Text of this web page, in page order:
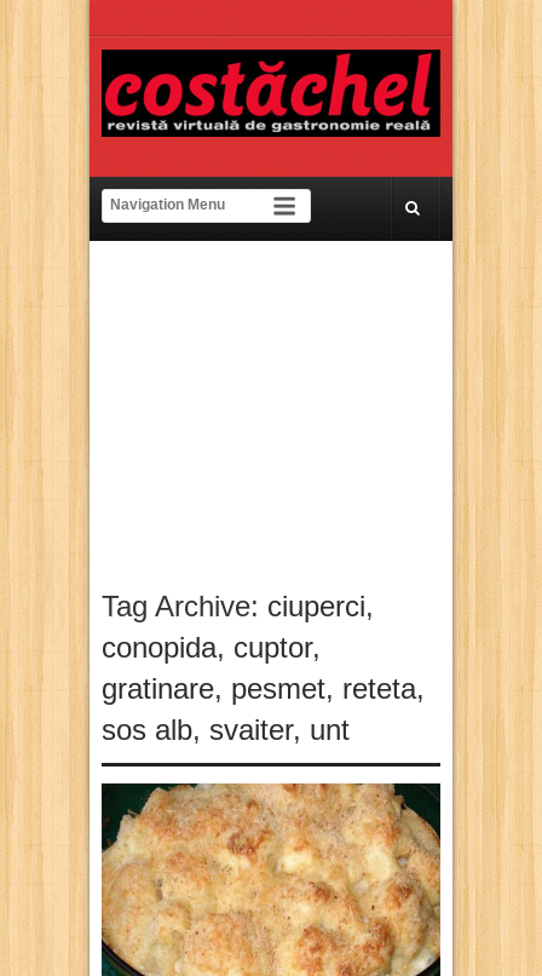
Tag Archive: ciuperci,
conopida, cuptor,
gratinare, pesmet, reteta,
sos alb, svaiter, unt